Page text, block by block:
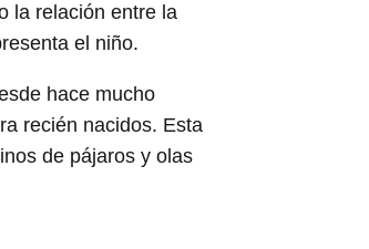
la relación entre la
el niño.
hace mucho
recién nacidos. Esta
de pájaros y olas